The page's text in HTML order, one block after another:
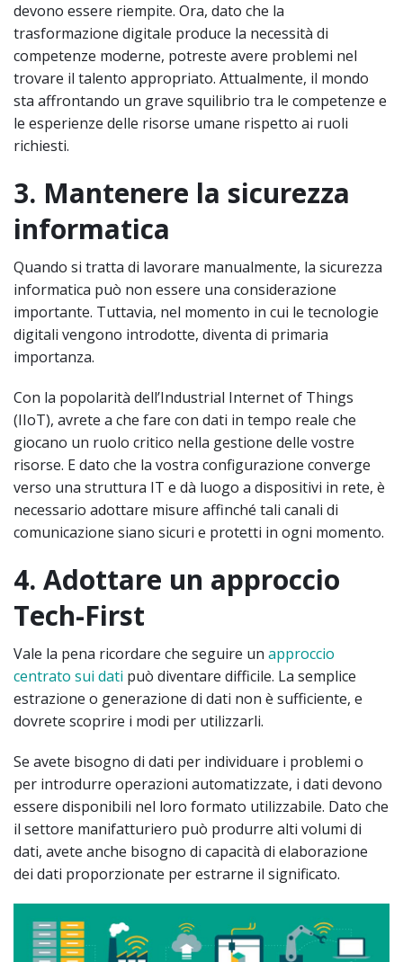
devono essere riempite. Ora, dato che la
trasformazione digitale produce la necessità di
competenze moderne, potreste avere problemi nel
trovare il talento appropriato. Attualmente, il mondo
sta affrontando un grave squilibrio tra le competenze e
le esperienze delle risorse umane rispetto ai ruoli
richiesti.
3. Mantenere la sicurezza
informatica
Quando si tratta di lavorare manualmente, la sicurezza
informatica può non essere una considerazione
importante. Tuttavia, nel momento in cui le tecnologie
digitali vengono introdotte, diventa di primaria
importanza.
Con la popolarità dell’Industrial Internet of Things
(IIoT), avrete a che fare con dati in tempo reale che
giocano un ruolo critico nella gestione delle vostre
risorse. E dato che la vostra configurazione converge
verso una struttura IT e dà luogo a dispositivi in rete, è
necessario adottare misure affinché tali canali di
comunicazione siano sicuri e protetti in ogni momento.
4. Adottare un approccio
Tech-First
Vale la pena ricordare che seguire un approccio
centrato sui dati può diventare difficile. La semplice
estrazione o generazione di dati non è sufficiente, e
dovrete scoprire i modi per utilizzarli.
Se avete bisogno di dati per individuare i problemi o
per introdurre operazioni automatizzate, i dati devono
essere disponibili nel loro formato utilizzabile. Dato che
il settore manifatturiero può produrre alti volumi di
dati, avete anche bisogno di capacità di elaborazione
dei dati proporzionate per estrarne il significato.